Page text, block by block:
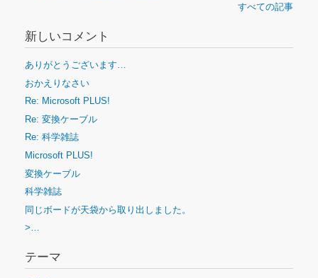
すべての記事
新しいコメント
ありがとうございます…
おかえりなさい
Re: Microsoft PLUS!
Re: 変換ケーブル
Re: 科学雑誌
Microsoft PLUS!
変換ケーブル
科学雑誌
同じボードが天袋から取り出しました。
>…
テーマ